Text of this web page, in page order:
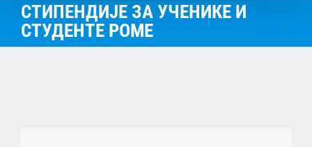
СТИПЕНДИЈЕ ЗА УЧЕНИКЕ И
СТУДЕНТЕ РОМЕ